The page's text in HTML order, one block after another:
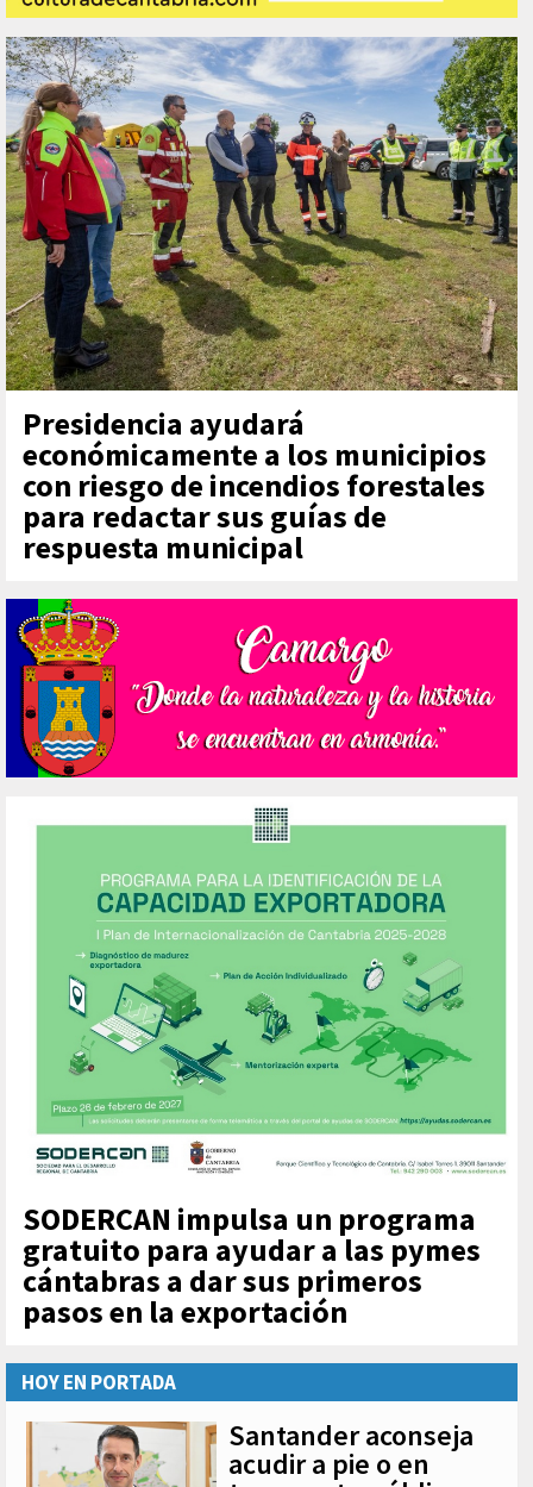
Presidencia ayudará
económicamente a los municipios
con riesgo de incendios forestales
para redactar sus guías de
respuesta municipal
SODERCAN impulsa un programa
gratuito para ayudar a las pymes
cántabras a dar sus primeros
pasos en la exportación
HOY EN PORTADA
Santander aconseja
acudir a pie o en